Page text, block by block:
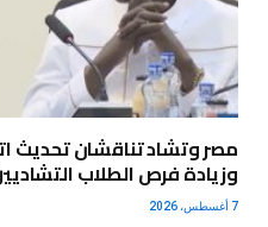
مصر وتشاد تناقشان تحديث
وزيادة فرص الطلاب
7 أغسطس، 2026